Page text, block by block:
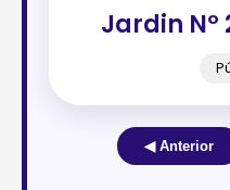
Jardin Nº
◀ Anterior